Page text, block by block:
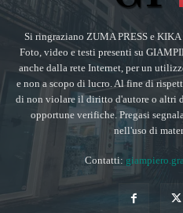
Si ringraziano ZUMA PRESS e
Foto, video e testi presenti su
anche dalla rete Internet, per un
e non a scopo di lucro. Al fine di
di non violare il diritto d'autore o altri
opportune verifiche. Pregasi
nell'uso di
Contatti: